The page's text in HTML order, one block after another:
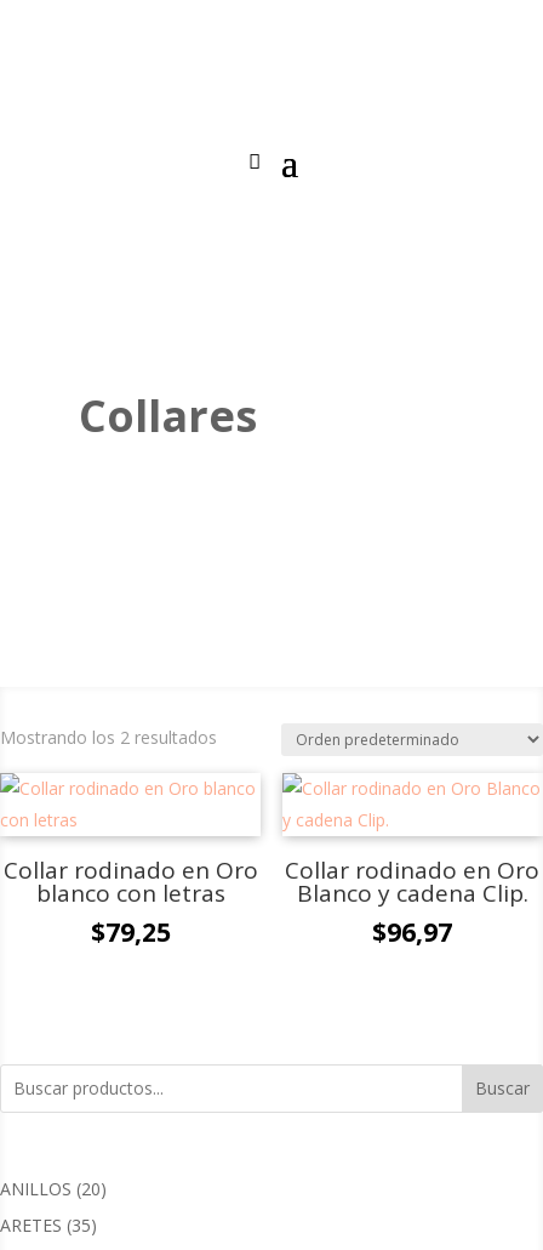
Collares
Mostrando los 2 resultados
Collar rodinado en Oro
blanco con letras
$79,25
Collar rodinado en Oro
Blanco y cadena Clip.
$96,97
Buscar
ANILLOS 2020
ARETES 3535